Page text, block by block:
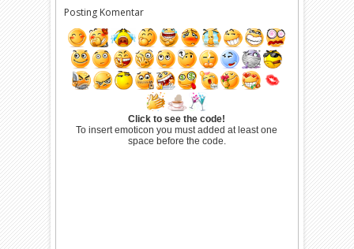
Posting Komentar
Click to see the code!
To insert emoticon you must added at least one
space before the code.